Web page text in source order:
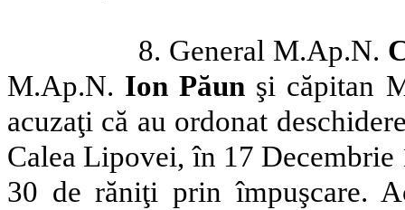
8. General M.Ap.N.
M.Ap.N. Ion Păun şi căpitan
acuzaţi că au ordonat
Calea Lipovei, în 17
30 de răniţi prin împuşcare.